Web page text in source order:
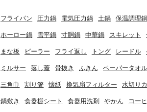
フライパン 圧力鍋 電気圧力鍋 土鍋 保温調理鍋
ホーロー鍋 雪平鍋 寸胴鍋 中華鍋 スキレット
まな板 ピーラー フライ返し トング レードル
ミルサー 落し蓋 骨抜き ふきん ペーパータオル
三角巾 割り箸 懐紙 換気扇フィルター 水切り
鍋敷き 食器棚シート 食器用洗剤 やかん コー